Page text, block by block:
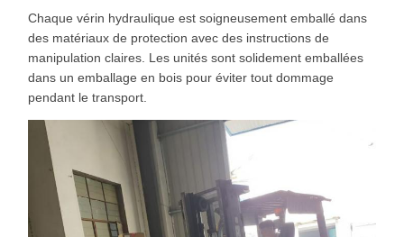
Chaque vérin hydraulique est soigneusement emballé dans
des matériaux de protection avec des instructions de
manipulation claires. Les unités sont solidement emballées
dans un emballage en bois pour éviter tout dommage
pendant le transport.